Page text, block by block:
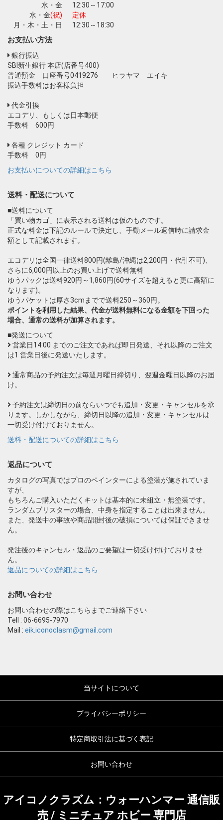
水・金
12:30～17:00
水・金(祝)
定休
月・木・土・日
12:30～18:30
お支払い方法
銀行振込
SBI新生銀行 本店(店番号400)
普通預金 口座番号0419276 ヒラヤマ エイキ
振込手数料はお客様負担
代金引換
エコデリ、もしくは日本郵便
手数料 600円
各種 クレジット カード
手数料 0円
お支払いについての詳細はこちら
送料・配送について
■送料について
「買い物カゴ」に表示される送料は仮のものです。
正式な料金は下記のルールで決定し、手動メール返信時に請求金
額として記載されます。
エコデリは全国一律送料800円(離島/沖縄は2,200円・代引不可)、
さらに6,000円以上のお買い上げで送料無料
ゆうパックは送料920円～1,860円(60サイズを超えると更に高額に
なります)。
ゆうパケットは厚さ3cmまでで送料250～360円。
ポイントを利用した結果、代金が送料無料になる金額を下回った
場合、通常の送料が加算されます。
■発送について
営業日14:00 までのご注文であれば即日発送、それ以降のご注文
は1 営業日後に発送いたします。
通常商品の予約注文は毎週月曜日締切り、翌週金曜日以降のお届
け。
予約注文は締切日の前ならいつでも追加・変更・キャンセルを承
ります。しかしながら、締切日以降の追加・変更・キャンセルは
一切受け付けておりません。
送料・配送についての詳細はこちら
返品について
カタログの写真ではプロのペインターによる塗装が施されていま
すが、
もちろんご購入いただくキットは基本的に未組立・無塗装です。
ランダムブリスターの場合、中身を指定することは出来ません。
また、発送中の事故や商品開封後の破損については保証できませ
ん。
発注後のキャンセル・返品のご要望は一切受け付けておりませ
ん。
返品についての詳細はこちら
お問い合わせ
お問い合わせの際はこちらまでご連絡下さい
Tell : 06-6695-7970
Mail : eik.iconoclasm@gmail.com
当サイトについて
プライバシーポリシー
特定商取引法に基づく表記
お問い合わせ
アイコノクラズム：ウォーハンマー 通信販
売 / ミニチュア ホビー 専門店